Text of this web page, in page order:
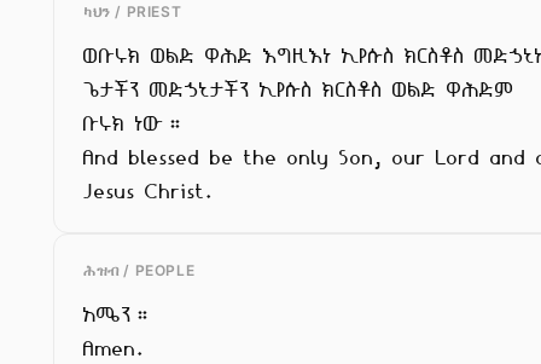
ካህን / PRIEST
ወቡሩክ ወልድ ዋሕድ እግዚእነ ኢየሱስ ክርስቶስ
ጌታችን መድኃኒታችን ኢየሱስ ክርስቶስ ወልድ ዋሕድም
ቡሩክ ነው።
And blessed be the only Son, our Lord and
Jesus Christ.
ሕዝብ / PEOPLE
አሜን።
Amen.